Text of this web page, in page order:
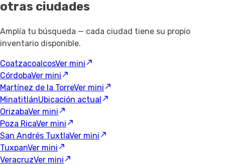
otras ciudades
Amplía tu búsqueda — cada ciudad tiene su propio
inventario disponible.
CoatzacoalcosVer mini
CórdobaVer mini
Martínez de la TorreVer mini
MinatitlánUbicación actual
OrizabaVer mini
Poza RicaVer mini
San Andrés TuxtlaVer mini
TuxpanVer mini
VeracruzVer mini